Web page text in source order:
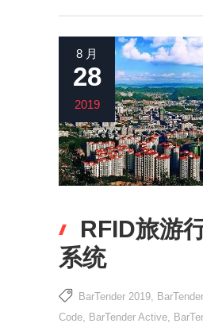
8 月
28
2019
RFID旅游
系统
BarTender 2019,
Code, BarTender Active,